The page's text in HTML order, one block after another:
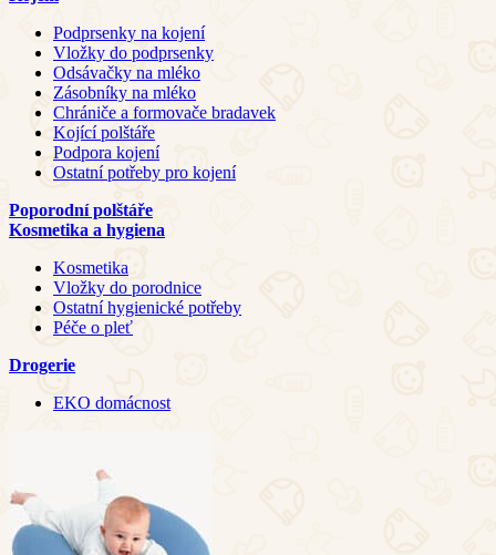
Podprsenky na kojení
Vložky do podprsenky
Odsávačky na mléko
Zásobníky na mléko
Chrániče a formovače bradavek
Kojící polštáře
Podpora kojení
Ostatní potřeby pro kojení
Poporodní polštáře
Kosmetika a hygiena
Kosmetika
Vložky do porodnice
Ostatní hygienické potřeby
Péče o pleť
Drogerie
EKO domácnost